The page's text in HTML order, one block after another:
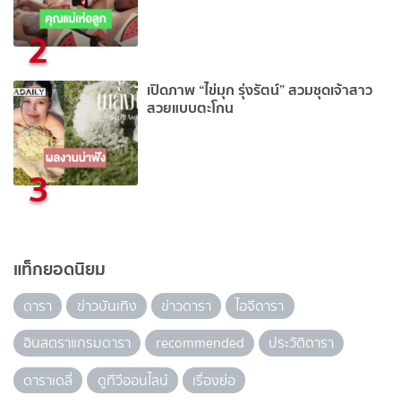
2
3
เปิดภาพ “ไข่มุก รุ่งรัตน์” สวมชุดเจ้าสาว
สวยแบบตะโกน
แท็กยอดนิยม
ดารา ข่าวบันเทิง ข่าวดารา
ไอจีดารา
อินสตราแกรมดารา
recommended
ประวัติดารา
ดาราเดลี่
ดูทีวีออนไลน์ เรื่องย่อ